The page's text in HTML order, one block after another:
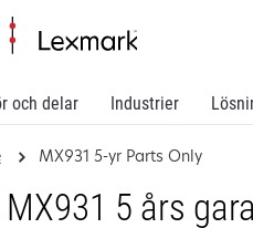
och delar Industrier
MX931 5-yr Parts Only
MX931 5 års